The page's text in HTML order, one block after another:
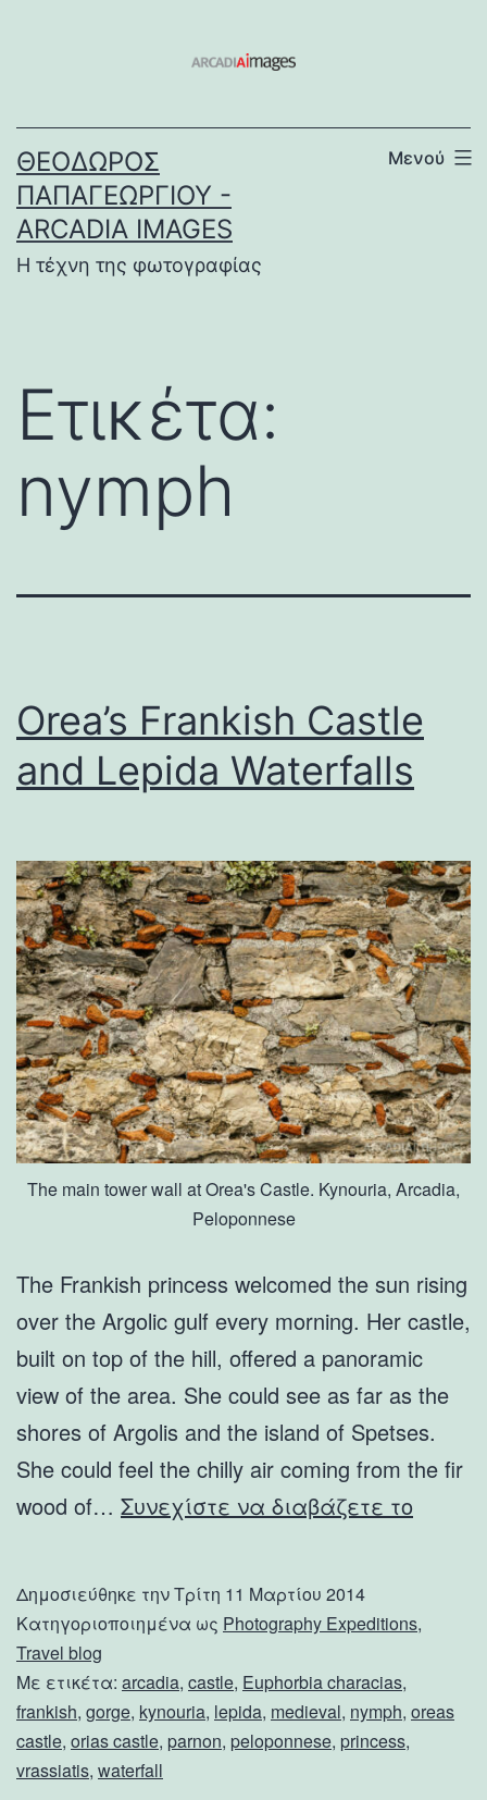
ΘΕΌΔΩΡΟΣ
ΠΑΠΑΓΕΩΡΓΊΟΥ -
ARCADIA IMAGES
Η τέχνη της φωτογραφίας
Μενού
Ετικέτα:
nymph
Orea’s Frankish Castle
and Lepida Waterfalls
The main tower wall at Orea's Castle. Kynouria, Arcadia,
Peloponnese
The Frankish princess welcomed the sun rising
over the Argolic gulf every morning. Her castle,
built on top of the hill, offered a panoramic
view of the area. She could see as far as the
shores of Argolis and the island of Spetses.
She could feel the chilly air coming from the fir
wood of… Συνεχίστε να διαβάζετε τοOrea’s
and
Δημοσιεύθηκε τηνΤρίτη 11 Μαρτίου 2014
Κατηγοριοποιημένα ως Photography Expeditions,
Travel blog
Με ετικέτα: arcadia, castle, Euphorbia characias,
frankish, gorge, kynouria, lepida, medieval, nymph, oreas
castle, orias castle, parnon, peloponnese, princess,
vrassiatis, waterfall